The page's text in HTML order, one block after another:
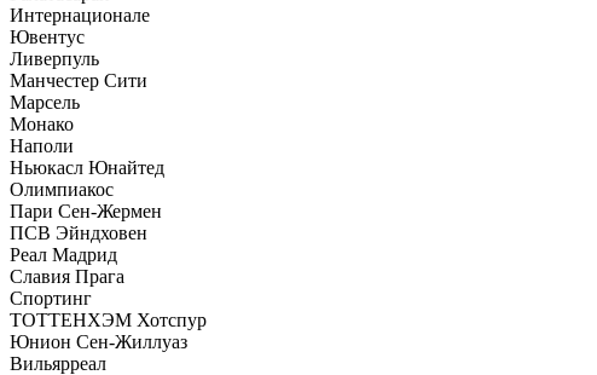
Интернационале
Ювентус
Ливерпуль
Манчестер Сити
Марсель
Монако
Наполи
Ньюкасл Юнайтед
Олимпиакос
Пари Сен-Жермен
ПСВ Эйндховен
Реал Мадрид
Славия Прага
Спортинг
ТОТТЕНХЭМ Хотспур
Юнион Сен-Жиллуаз
Вильярреал